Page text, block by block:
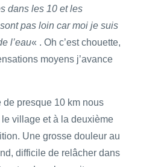
dans les 10 et les
pas loin car moi je suis
l’eau« . Oh c’est chouette,
moyens j’avance
de presque 10 km nous
village et à la deuxième
Une grosse douleur au
difficile de relâcher dans